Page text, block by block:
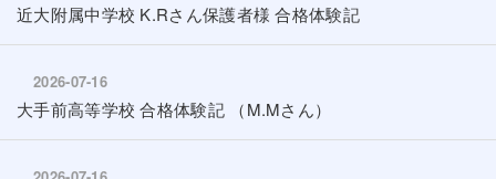
近大附属中学校 K.Rさん保護者様 合格体験記
2026-07-16
大手前高等学校 合格体験記 （M.Mさん）